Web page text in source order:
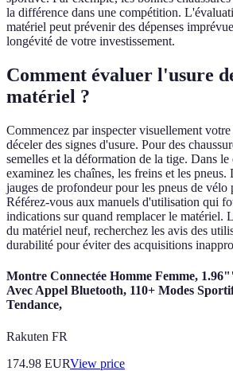
la différence dans une compétition.
matériel peut prévenir des dépenses
longévité de votre investissement.
Comment évaluer l'usure
matériel ?
Commencez par inspecter visuellement
déceler des signes d'usure. Pour des
semelles et la déformation de la tige. Dans le
examinez les chaînes, les freins et les pneus.
jauges de profondeur pour les pneus de vélo
Référez-vous aux manuels d'utilisation qui
indications sur quand remplacer le matériel.
du matériel neuf, recherchez les avis des
durabilité pour éviter des acquisitions
Montre Connectée Homme Femme,
Avec Appel Bluetooth, 110+ Modes
Tendance,
Rakuten FR
174.98 EURView price